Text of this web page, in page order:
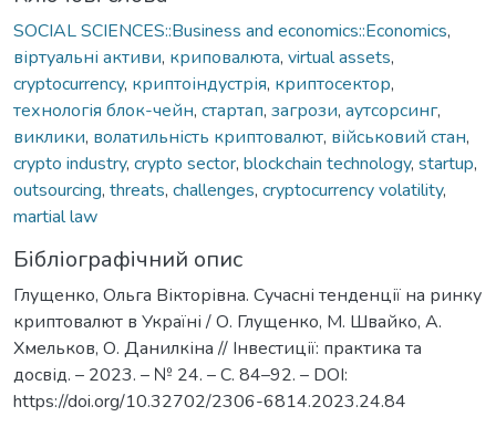
SOCIAL SCIENCES::Business and economics::Economics,
віртуальні активи, криповалюта, virtual assets,
cryptocurrency, криптоіндустрія, криптосектор,
технологія блок-чейн, стартап, загрози, аутсорсинг,
виклики, волатильність криптовалют, військовий стан,
crypto industry, crypto sector, blockchain technology, startup,
outsourcing, threats, challenges, cryptocurrency volatility,
martial law
Бібліографічний опис
Глущенко, Ольга Вікторівна. Сучасні тенденції на ринку
криптовалют в Україні / О. Глущенко, М. Швайко, А.
Хмельков, О. Данилкіна // Інвестиції: практика та
досвід. – 2023. – № 24. – С. 84–92. – DOI:
https://doi.org/10.32702/2306-6814.2023.24.84